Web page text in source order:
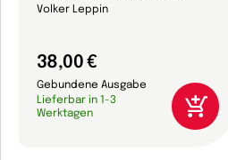
Volker Leppin
38,00 €
Gebundene Ausgabe
Lieferbar in 1-3
Werktagen